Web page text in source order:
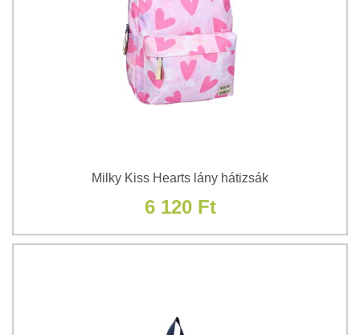
Milky Kiss Hearts lány hátizsák
6 120 Ft